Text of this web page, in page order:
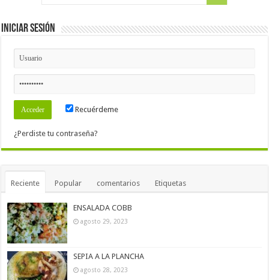
Iniciar Sesión
Recuérdeme
¿Perdiste tu contraseña?
Reciente Popular comentarios Etiquetas
ENSALADA COBB
agosto 29, 2023
SEPIA A LA PLANCHA
agosto 28, 2023